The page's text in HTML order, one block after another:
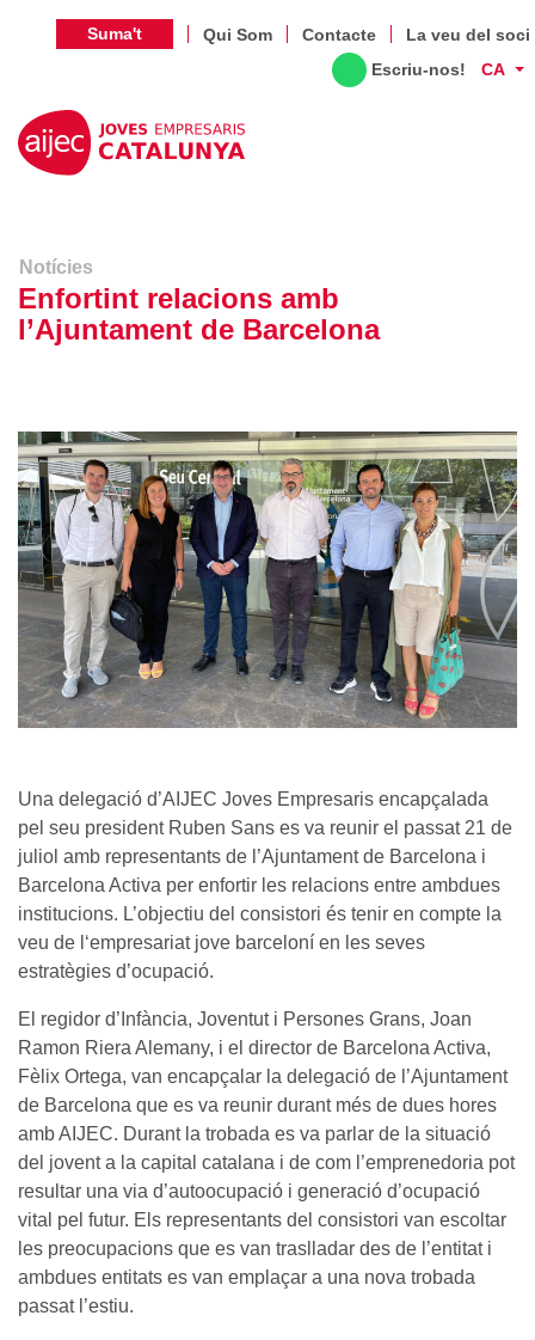
Suma't Qui Som Contacte
La veu del soci
Escriu-nos!
CA
Notícies
Enfortint relacions amb
l’Ajuntament de Barcelona
Una delegació d’AIJEC Joves Empresaris encapçalada
pel seu president Ruben Sans es va reunir el passat 21 de
juliol amb representants de l’Ajuntament de Barcelona i
Barcelona Activa per enfortir les relacions entre ambdues
institucions. L’objectiu del consistori és tenir en compte la
veu de l‘empresariat jove barceloní en les seves
estratègies d’ocupació.
El regidor d’Infància, Joventut i Persones Grans, Joan
Ramon Riera Alemany, i el director de Barcelona Activa,
Fèlix Ortega, van encapçalar la delegació de l’Ajuntament
de Barcelona que es va reunir durant més de dues hores
amb AIJEC. Durant la trobada es va parlar de la situació
del jovent a la capital catalana i de com l’emprenedoria pot
resultar una via d’autoocupació i generació d’ocupació
vital pel futur. Els representants del consistori van escoltar
les preocupacions que es van traslladar des de l’entitat i
ambdues entitats es van emplaçar a una nova trobada
passat l’estiu.